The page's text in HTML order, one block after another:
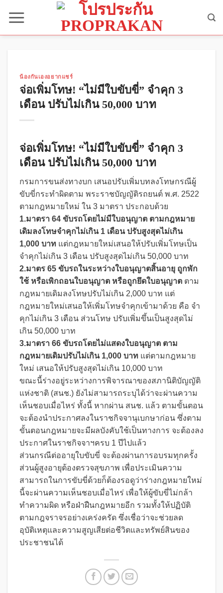
น้องกันเองอยากแชร์
จ่อเพิ่มโทษ! “ไม่มีใบขับขี่” จำคุก 3
เดือน ปรับไม่เกิน 50,000 บาท
จ่อเพิ่มโทษ! “ไม่มีใบขับขี่” จำคุก 3
เดือน ปรับไม่เกิน 50,000 บาท
กรมการขนส่งทางบก เสนอปรับเพิ่มบทลงโทษกรณีผู้
ขับขี่กระทำผิดตาม พระราชบัญญัติรถยนต์ พ.ศ. 2522
ตามกฎหมายใหม่ ใน 3 มาตรา ประกอบด้วย
1.มาตรา 64 ขับรถโดยไม่มีใบอนุญาต ตามกฎหมาย
เดิมลงโทษจำคุกไม่เกิน 1 เดือน ปรับสูงสุดไม่เกิน
1,000 บาท แต่กฎหมายใหม่เสนอให้ปรับเพิ่มโทษเป็น
จำคุกไม่เกิน 3 เดือน ปรับสูงสุดไม่เกิน 50,000 บาท
2.มาตร 65 ขับรถในระหว่างใบอนุญาตสิ้นอายุ ถูกพัก
ใช้ หรือเพิกถอนใบอนุญาต หรือถูกยึดใบอนุญาต ตาม
กฎหมายเดิมลงโทษปรับไม่เกิน 2,000 บาท แต่
กฎหมายใหม่เสนอให้เพิ่มโทษจำคุกเข้ามาด้วย คือ จำ
คุกไม่เกิน 3 เดือน ส่วนโทษ ปรับเพิ่มขึ้นเป็นสูงสุดไม่
เกิน 50,000 บาท
3.มาตรา 66 ขับรถโดยไม่แสดงใบอนุญาต ตาม
กฎหมายเดิมปรับไม่เกิน 1,000 บาท แต่ตามกฎหมาย
ใหม่ เสนอให้ปรับสูงสุดไม่เกิน 10,000 บาท
ขณะนี้ร่างอยู่ระหว่างการพิจารณาของสภานิติบัญญัติ
แห่งชาติ (สนช.) ยังไม่สามารถระบุได้ว่าจะผ่านความ
เห็นชอบเมื่อไหร่ ทั้งนี้ หากผ่าน สนช. แล้ว ตามขั้นตอน
จะต้องนำประกาศลงในราชกิจจานุเบกษาก่อน ซึ่งตาม
ขั้นตอนกฎหมายจะมีผลบังคับใช้เป็นทางการ จะต้องลง
ประกาศในราชกิจจาฯครบ 1 ปีไปแล้ว
ส่วนกรณีต่ออายุใบขับขี่ จะต้องผ่านการอบรมทุกครั้ง
ส่วนผู้สูงอายุต้องตรวจสุขภาพ เพื่อประเมินความ
สามารถในการขับขี่ด้วยก็ต้องรอดูว่าร่างกฎหมายใหม่
นี้จะผ่านความเห็นชอบเมื่อไหร่ เพื่อให้ผู้ขับขี่ไม่กล้า
ทำความผิด หรือฝ่าฝืนกฎหมายอีก รวมทั้งให้ปฏิบัติ
ตามกฎจราจรอย่างเคร่งครัด ซึ่งเชื่อว่าจะช่วยลด
อุบัติเหตุและความสูญเสียต่อชีวิตและทรัพย์สินของ
ประชาชนได้